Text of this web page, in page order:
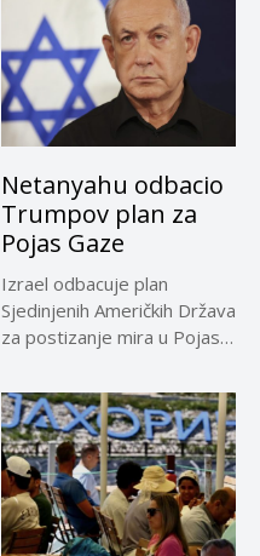
Netanyahu odbacio
Trumpov plan za
Pojas Gaze
Izrael odbacuje plan
Sjedinjenih Američkih Država
za postizanje mira u Pojasu